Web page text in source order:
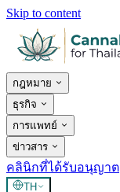
Skip to content
กฎหมาย
ธุรกิจ
การแพทย์
ข่าวสาร
คลินิกที่ได้รับอนุญาต
TH